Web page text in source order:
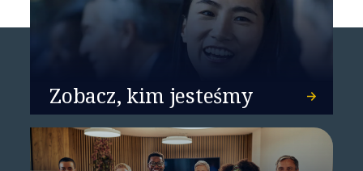
NTT DATA liderem na
światowym rynku usług
doradztwa w zakresie sieci
Zobacz, kim jesteśmy